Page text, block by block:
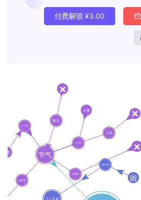
付费解锁 ¥3.00